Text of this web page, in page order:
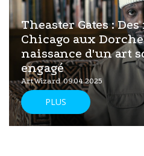
Theaster Gates :
Chicago aux
naissance d'un art
engagé
ArtWizard 09.04.2025
PLUS